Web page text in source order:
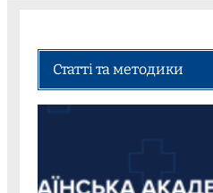
Статті та методики